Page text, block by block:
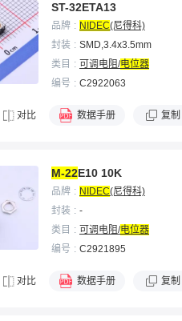
ST-32ETA13
品牌 NIDEC(尼得科)
封装
SMD,3.4x3.5mm
类目
可调电阻/电位器
编号
C2922063
对比 数据手册 复制
M-22E10 10K
品牌 NIDEC(尼得科)
封装
-
类目
可调电阻/电位器
编号
C2921895
对比 数据手册 复制